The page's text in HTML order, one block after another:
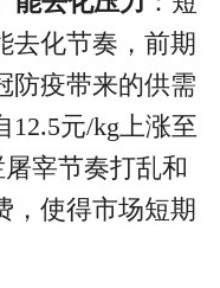
去化节奏，前期
防疫带来的供需
12.5元/kg上涨至
宰节奏打乱和
，使得市场短期